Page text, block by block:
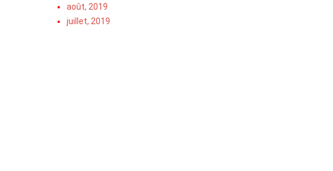
août, 2019
juillet, 2019